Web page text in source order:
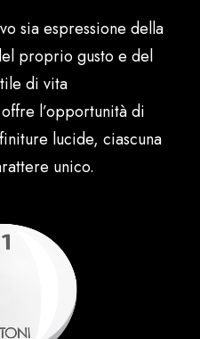
sia espressione della
proprio gusto e del
di vita
l’opportunità di
lucide, ciascuna
unico.